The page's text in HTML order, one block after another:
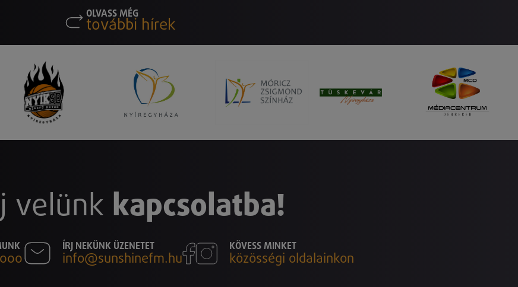
OLVASS MÉG
további hírek
velünk kapcsolatba!
ÍRJ NEKÜNK ÜZENETET
info@sunshinefm.hu
KÖVESS MINKET
közösségi oldalainkon